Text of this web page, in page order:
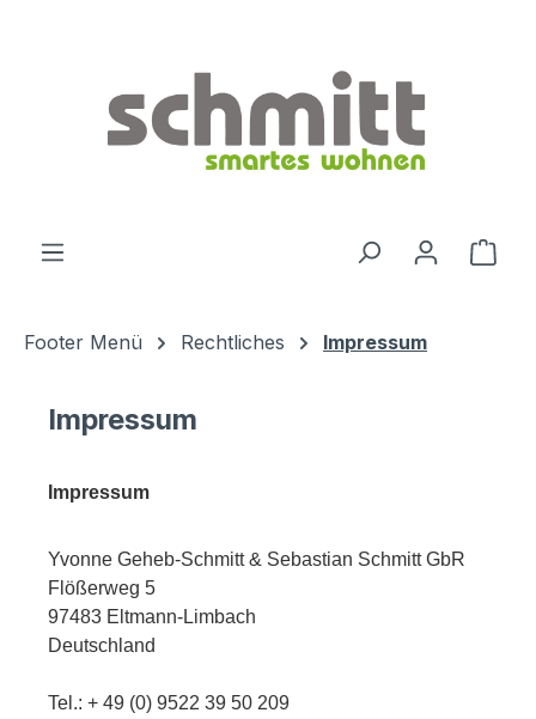
Footer Menü Rechtliches Impressum
Impressum
Impressum
Yvonne Geheb-Schmitt & Sebastian Schmitt GbR
Flößerweg 5
97483 Eltmann-Limbach
Deutschland
Tel.: + 49 (0) 9522 39 50 209